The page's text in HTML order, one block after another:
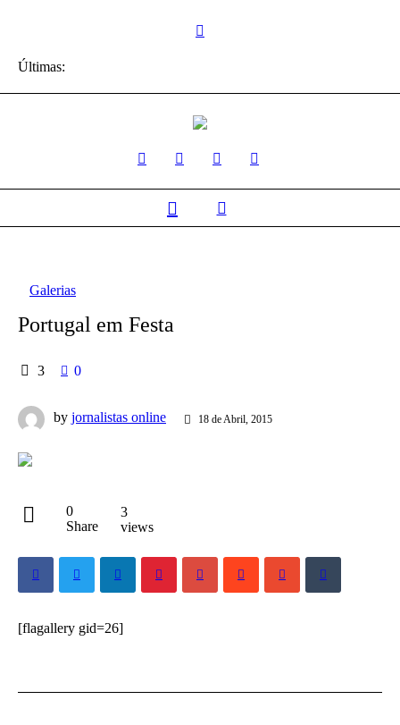
Últimas:
Galerias
Portugal em Festa
3 0
by jornalistas online 18 de Abril, 2015
0
Share
3
views
[flagallery gid=26]